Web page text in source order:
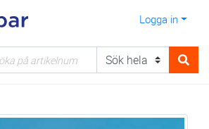
Logga in